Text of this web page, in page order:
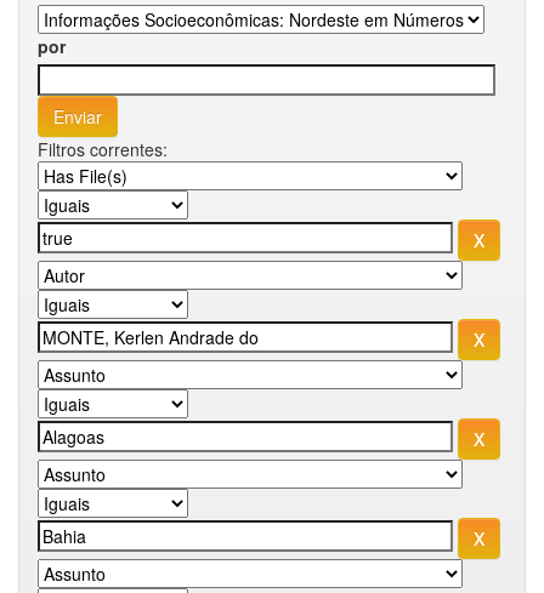
por
Filtros correntes: